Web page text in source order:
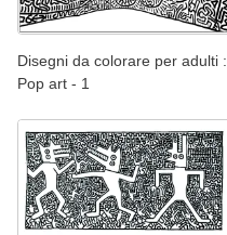
Disegni da colorare per adulti :
Pop art - 1